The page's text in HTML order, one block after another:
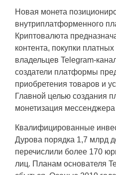
Новая монета
внутриплатформенного
Криптовалюта
контента, покупки
владельцев Telegram-
создатели платформы
приобретения товаров и
Главной целью создания
монетизация мессенджера
Квалифицированные
Дурова порядка 1,7 млрд
перечислили более 170
лиц. Планам основателя